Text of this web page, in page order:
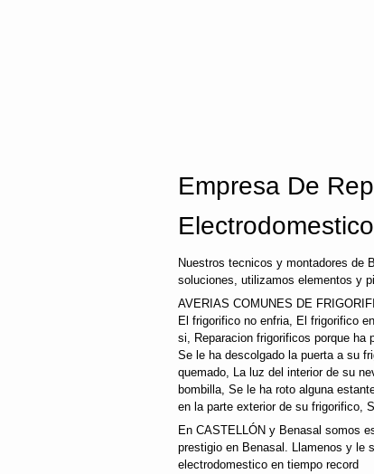
Empresa De
Nuestros tecnicos y montadores de
soluciones, utilizamos elementos y
AVERIAS COMUNES DE
El frigorifico no enfria, El frigorifico
si, Reparacion frigorificos porque ha
Se le ha descolgado la puerta a su
quemado, La luz del interior de su
bombilla, Se le ha roto alguna
en la parte exterior de su frigorifico,
En CASTELLÓN y Benasal somos
prestigio en Benasal. Llamenos y le
electrodomestico en tiempo record